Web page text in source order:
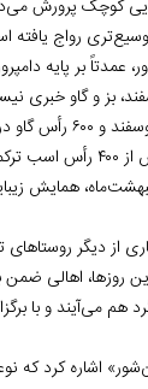
کوچک پرورش
رواج یافته
عمدتاً بر پایه
بز و گاو خبری
شهرت اصلی این
همایش
از دیگر
روزها، اهالی
هم می‌آیند و با
اشاره